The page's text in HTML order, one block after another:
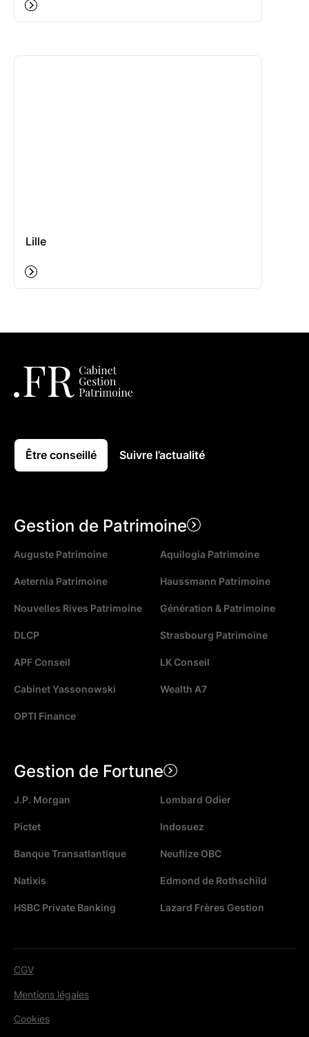
Lille
Être conseillé Suivre l’actualité
Gestion de Patrimoine
Auguste Patrimoine Aquilogia Patrimoine
Aeternia Patrimoine Haussmann Patrimoine
Nouvelles Rives Patrimoine Génération & Patrimoine
DLCP Strasbourg Patrimoine
APF Conseil LK Conseil
Cabinet Yassonowski Wealth A7
OPTI Finance
Gestion de Fortune
J.P. Morgan Lombard Odier
Pictet Indosuez
Banque Transatlantique Neuflize OBC
Natixis Edmond de Rothschild
HSBC Private Banking Lazard Frères Gestion
CGV
Mentions légales
Cookies